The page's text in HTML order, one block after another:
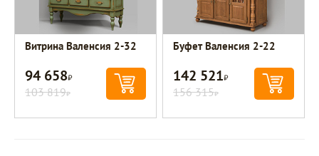
Витрина Валенсия 2-32
94 658Р
103 819Р
Буфет Валенсия 2-22
142 521Р
156 315Р